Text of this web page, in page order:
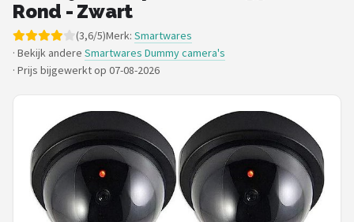
NAS
Shop
Eufy
Home-Locking
Reolink
Rond - Zwart
(3,6/5)Merk: Smartwares
· Bekijk andere Smartwares Dummy camera's
· Prijs bijgewerkt op 07-08-2026